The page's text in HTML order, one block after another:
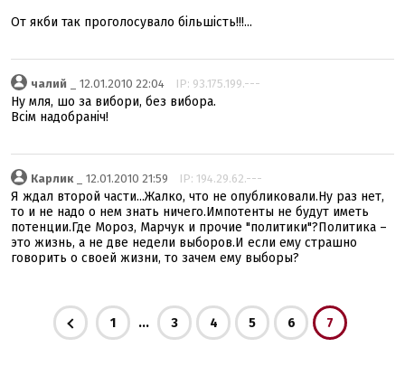
От якби так проголосувало більшість!!!...
чалий _ 12.01.2010 22:04 IP: 93.175.199.---
Ну мля, шо за вибори, без вибора.
Всім надобраніч!
Карлик_ 12.01.2010 21:59 IP: 194.29.62.---
Я ждал второй части...Жалко, что не опубликовали.Ну раз нет,
то и не надо о нем знать ничего.Импотенты не будут иметь
потенции.Где Мороз, Марчук и прочие "политики"?Политика –
это жизнь, а не две недели выборов.И если ему страшно
говорить о своей жизни, то зачем ему выборы?
1 ... 3 4 5 6 7